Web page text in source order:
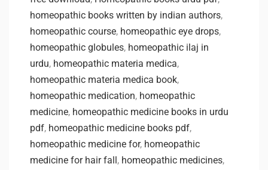
homeopathic books written by indian authors,
homeopathic course, homeopathic eye drops,
homeopathic globules, homeopathic ilaj in
urdu, homeopathic materia medica,
homeopathic materia medica book,
homeopathic medication, homeopathic
medicine, homeopathic medicine books in urdu
pdf, homeopathic medicine books pdf,
homeopathic medicine for, homeopathic
medicine for hair fall , homeopathic medicines,